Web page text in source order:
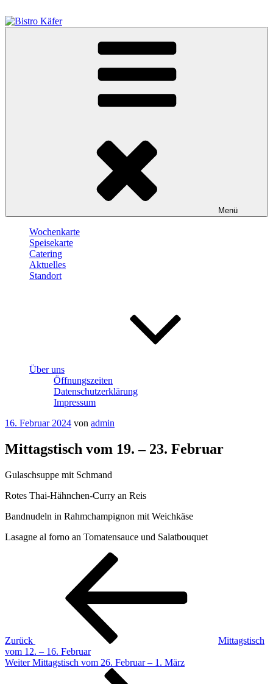
Inhalt
springen
Café – Bistro – Catering
Menü
Wochenkarte
Speisekarte
Catering
Aktuelles
Standort
Über uns
Öffnungszeiten
Datenschutzerklärung
Impressum
Veröffentlicht
16. Februar 2024 von admin
Mittagstisch vom 19. – 23. Februar
Gulaschsuppe mit Schmand
Rotes Thai-Hähnchen-Curry an Reis
Bandnudeln in Rahmchampignon mit Weichkäse
Lasagne al forno an Tomatensauce und Salatbouquet
Beitragsnavigation
Zurück
Mittagstisch
vom 12. – 16. Februar
Nächster
Weiter Mittagstisch vom 26. Februar – 1. März